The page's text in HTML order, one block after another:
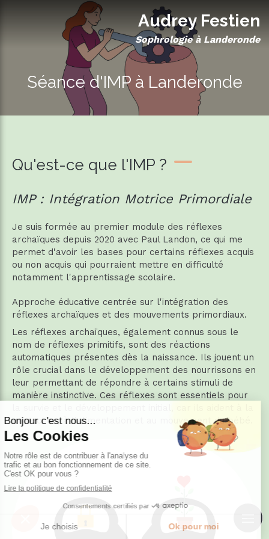
Audrey Festien
Sophrologie à Landeronde
Séance d'IMP à Landeronde
Qu'est-ce que l'IMP ?
IMP : Intégration Motrice Primordiale
Je suis formée au premier module des réflexes
archaïques depuis 2020 avec Paul Landon, ce qui me
permet d'avoir les bases pour certains réflexes acquis
ou non acquis qui pourraient mettre en difficulté
notamment l'apprentissage scolaire.
Approche éducative centrée sur l'intégration des
réflexes archaïques et des mouvements primordiaux.
Les réflexes archaïques, également connus sous le
nom de réflexes primitifs, sont des réactions
automatiques présentes dès la naissance. Ils jouent un
rôle crucial dans le développement des nourrissons en
leur permettant de répondre à certains stimuli de
manière instinctive. Ces réflexes sont essentiels pour
protection, à l'alimentation et au mouvement du bébé.